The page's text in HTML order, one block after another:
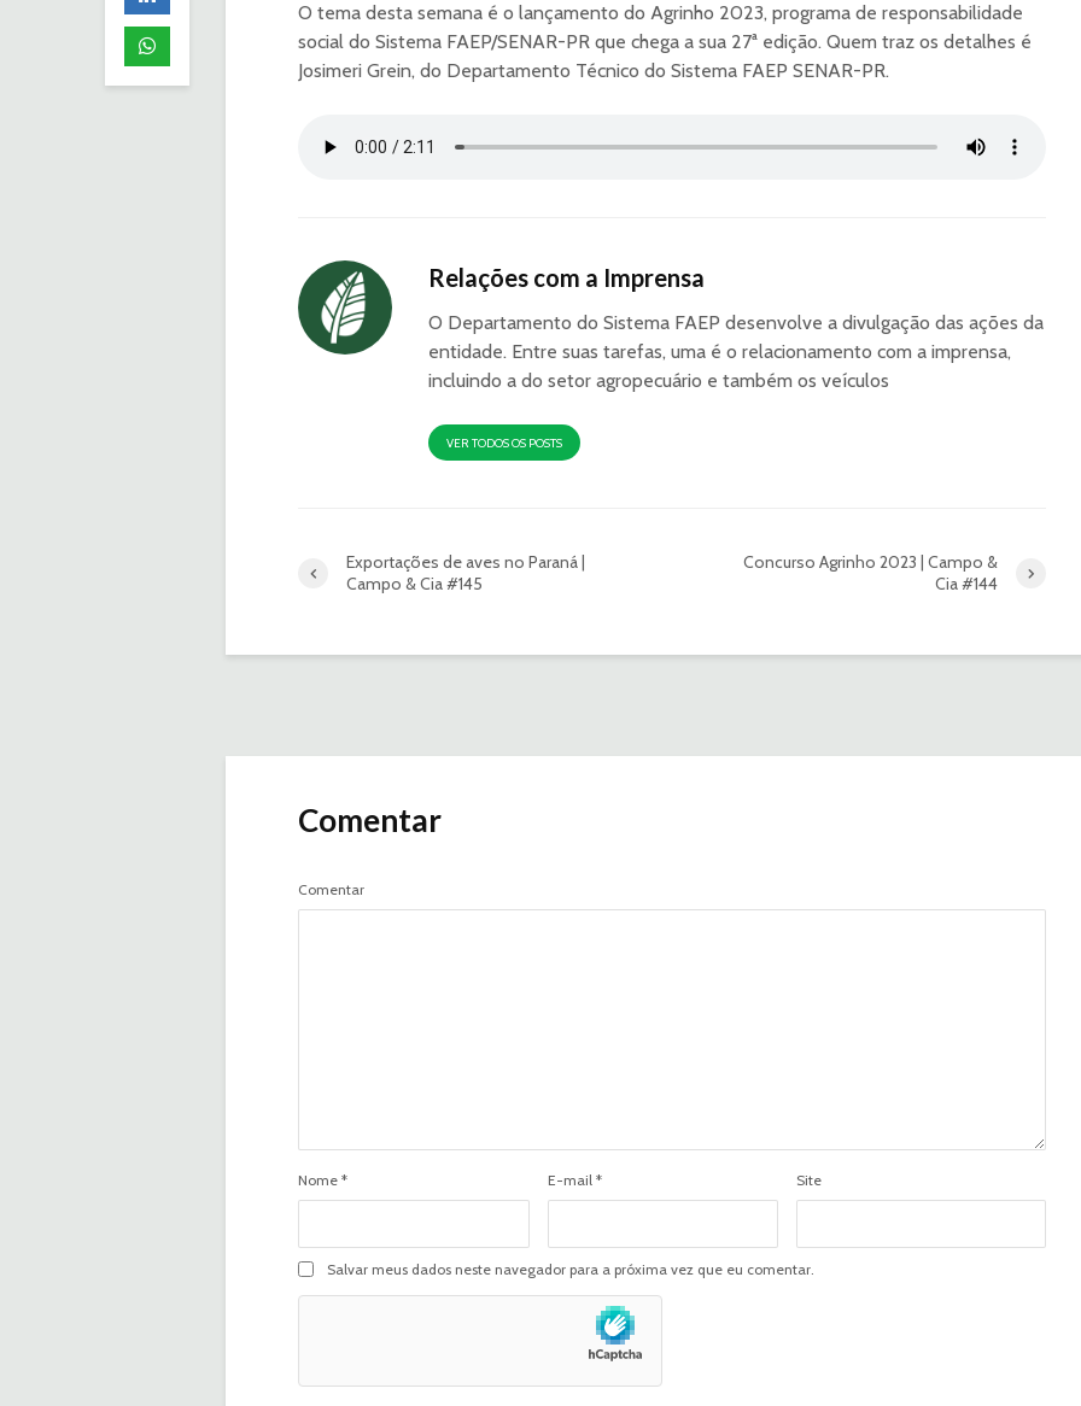
O tema desta semana é o lançamento do Agrinho 2023, programa de responsabilidade
social do Sistema FAEP/SENAR-PR que chega a sua 27ª edição. Quem traz os detalhes é
Josimeri Grein, do Departamento Técnico do Sistema FAEP SENAR-PR.
Relações com a Imprensa
O Departamento do Sistema FAEP desenvolve a divulgação das ações da
entidade. Entre suas tarefas, uma é o relacionamento com a imprensa,
incluindo a do setor agropecuário e também os veículos
VER TODOS OS POSTS
Exportações de aves no Paraná |
Campo & Cia #145
Concurso Agrinho 2023 | Campo &
Cia #144
Comentar
Comentar
Nome * E-mail * Site
Salvar meus dados neste navegador para a próxima vez que eu comentar.